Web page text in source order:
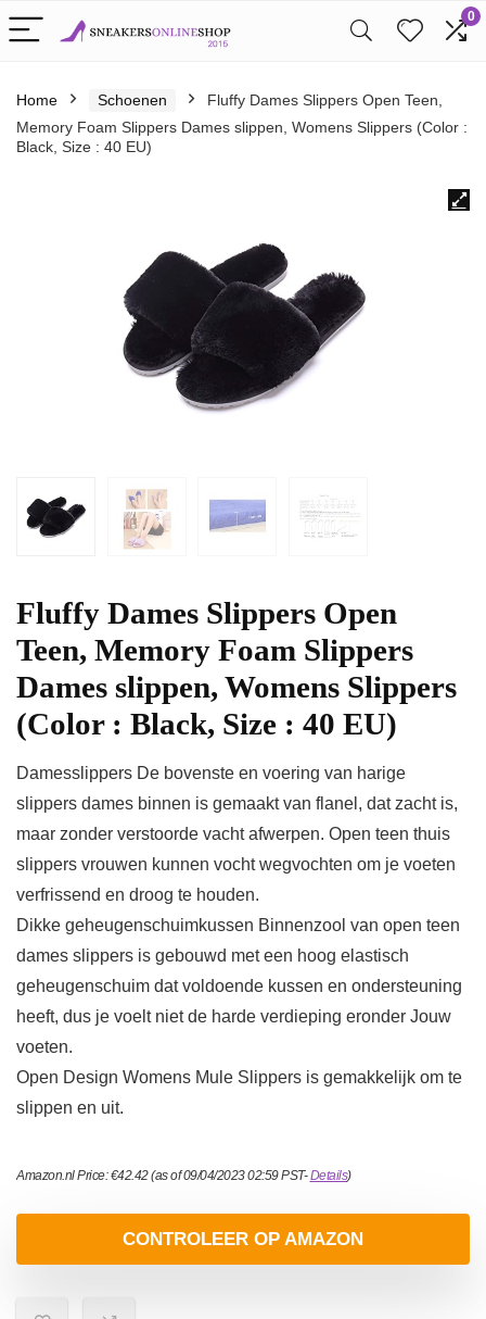
0
Home Schoenen
Fluffy Dames Slippers Open Teen,
Memory Foam Slippers Dames slippen, Womens Slippers (Color :
Black, Size : 40 EU)
Fluffy Dames Slippers Open
Teen, Memory Foam Slippers
Dames slippen, Womens Slippers
(Color : Black, Size : 40 EU)
Damesslippers De bovenste en voering van harige
slippers dames binnen is gemaakt van flanel, dat zacht is,
maar zonder verstoorde vacht afwerpen. Open teen thuis
slippers vrouwen kunnen vocht wegvochten om je voeten
verfrissend en droog te houden.
Dikke geheugenschuimkussen Binnenzool van open teen
dames slippers is gebouwd met een hoog elastisch
geheugenschuim dat voldoende kussen en ondersteuning
heeft, dus je voelt niet de harde verdieping eronder Jouw
voeten.
Open Design Womens Mule Slippers is gemakkelijk om te
slippen en uit.
Amazon.nl Price:€42.42(as of 09/04/2023 02:59 PST-Details)
CONTROLEER OP AMAZON